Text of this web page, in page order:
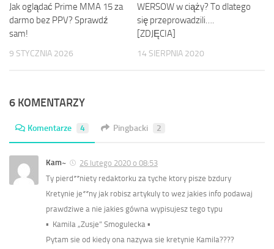
Jak oglądać Prime MMA 15 za
darmo bez PPV? Sprawdź
sam!
9 STYCZNIA 2026
WERSOW w ciąży? To dlatego
się przeprowadzili….
[ZDJĘCIA]
14 SIERPNIA 2020
6 KOMENTARZY
Komentarze 4 Pingbacki 2
Kam~
26 lutego 2020 o 08:53
Ty pierd**niety redaktorku za tyche ktory pisze bzdury
Kretynie je**ny jak robisz artykuly to wez jakies info podawaj
prawdziwe a nie jakies gówna wypisujesz tego typu
▪︎ Kamila „Zusje” Smogulecka ▪︎
Pytam sie od kiedy ona nazywa sie kretynie Kamila????